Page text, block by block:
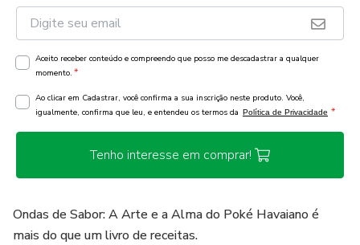
Aceito receber conteúdo e compreendo que posso me descadastrar a qualquer
momento. *
Ao clicar em Cadastrar, você confirma a sua inscrição neste produto. Você,
igualmente, confirma que leu, e entendeu os termos da Política de Privacidade *
Tenho interesse em comprar!
Ondas de Sabor: A Arte e a Alma do Poké Havaiano é
mais do que um livro de receitas.